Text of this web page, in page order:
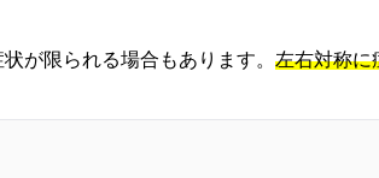
が限られる場合もあります。 左右対称に